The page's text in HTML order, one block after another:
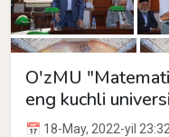
O'zMU
eng kuchli
📅 18-May, 2022-yil 23:32